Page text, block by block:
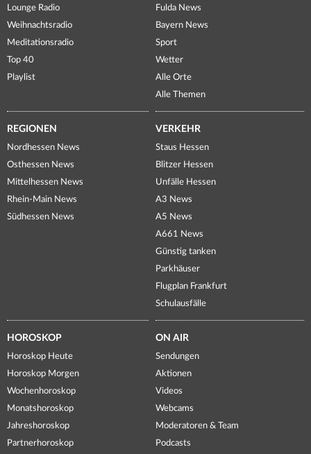
Lounge Radio
Weihnachtsradio
Meditationsradio
Top 40
Playlist
Fulda News
Bayern News
Sport
Wetter
Alle Orte
Alle Themen
REGIONEN
Nordhessen News
Osthessen News
Mittelhessen News
Rhein-Main News
Südhessen News
VERKEHR
Staus Hessen
Blitzer Hessen
Unfälle Hessen
A3 News
A5 News
A661 News
Günstig tanken
Parkhäuser
Flugplan Frankfurt
Schulausfälle
HOROSKOP
Horoskop Heute
Horoskop Morgen
Wochenhoroskop
Monatshoroskop
Jahreshoroskop
Partnerhoroskop
ON AIR
Sendungen
Aktionen
Videos
Webcams
Moderatoren & Team
Podcasts